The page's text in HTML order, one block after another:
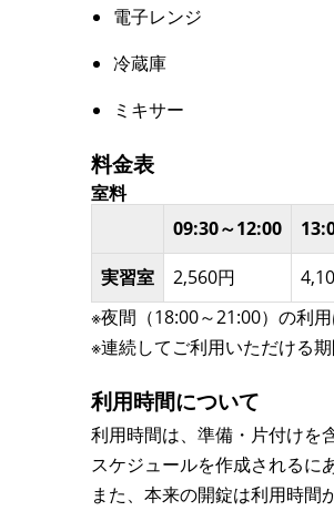
電子レンジ
冷蔵庫
ミキサー
料金表
室料
09:30～12:00
実習室
2,560円
※夜間（18:00～21:00）の利用
※連続してご利用いただける期
利用時間について
利用時間は、準備・片付けを
スケジュールを作成されるに
また、本来の開錠は利用時間